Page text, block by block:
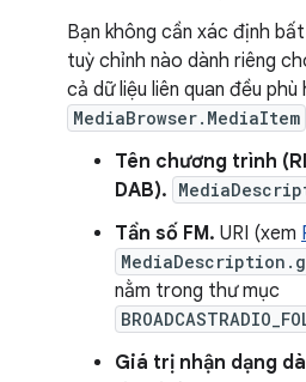
Bạn không cần xác định
tuỳ chỉnh nào dành riêng
cả dữ liệu liên quan đều
MediaBrowser.MediaItem
Tên chương trình
DAB).
Tần số FM. URI (xem
nằm trong thư mục
Giá trị nhận dạng